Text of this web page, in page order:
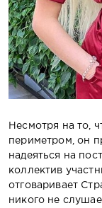
Несмотря на то,
периметром, он
надеяться на
коллектив
отговаривает
никого не